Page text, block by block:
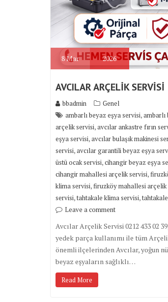
8Mar 2026
AVCILAR ARÇELİK SERVİSİ
bbadmin
Genel
ambarlı beyaz eşya servisi,ambarlı
arçelik servisi,avcılar ankastre fırın
eşya servisi,avcılar bulaşık makinesi
servisi,avcılar garantili beyaz eşya
üstü ocak servisi,cihangir beyaz eşya
cihangir mahallesi arçelik servisi,
klima servisi,firuzköy mahallesi arçelik
servisi,tahtakale klima servisi,
Leave a comment
Avcılar Arçelik Servisi 0212 433 02
yedek parça kullanımı ile tüm
önemli ilçelerinden Avcılar, yoğun
beyaz eşyaların sağlıklı…
Read More